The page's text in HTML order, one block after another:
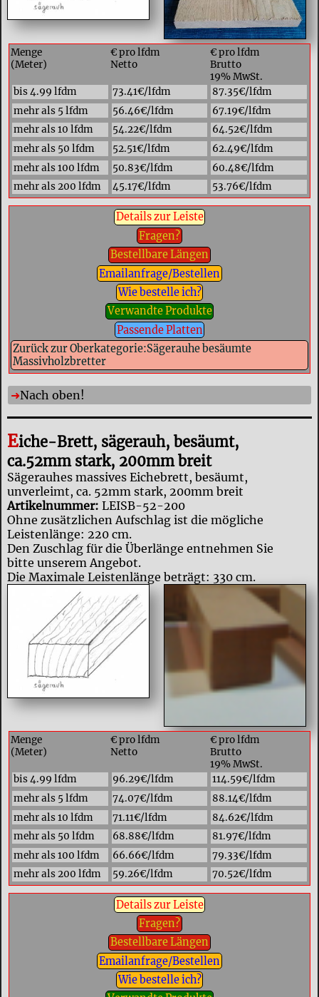
Menge
(Meter)
€ pro lfdm
Netto
€ pro lfdm
Brutto
19% MwSt.
bis 4.99 lfdm
73.41€/lfdm
87.35€/lfdm
mehr als 5 lfdm
56.46€/lfdm
67.19€/lfdm
mehr als 10 lfdm
54.22€/lfdm
64.52€/lfdm
mehr als 50 lfdm
52.51€/lfdm
62.49€/lfdm
mehr als 100 lfdm
50.83€/lfdm
60.48€/lfdm
mehr als 200 lfdm
45.17€/lfdm 53.76€/lfdm
Details zur Leiste
Fragen?
Bestellbare Längen
Emailanfrage/Bestellen
Wie bestelle ich?
Verwandte Produkte
Passende Platten
Zurück zur Oberkategorie:Sägerauhe besäumte
Massivholzbretter
Nach oben!
Eiche-Brett, sägerauh, besäumt,
ca.52mm stark, 200mm breit
Sägerauhes massives Eichebrett, besäumt,
unverleimt, ca. 52mm stark, 200mm breit
Artikelnummer: LEISB-52-200
Ohne zusätzlichen Aufschlag ist die mögliche
Leistenlänge: 220 cm.
Den Zuschlag für die Überlänge entnehmen Sie
bitte unserem Angebot.
Die Maximale Leistenlänge beträgt: 330 cm.
Menge
(Meter)
€ pro lfdm
Netto
€ pro lfdm
Brutto
19% MwSt.
bis 4.99 lfdm
96.29€/lfdm
114.59€/lfdm
mehr als 5 lfdm
74.07€/lfdm
88.14€/lfdm
mehr als 10 lfdm
71.11€/lfdm
84.62€/lfdm
mehr als 50 lfdm
68.88€/lfdm
81.97€/lfdm
mehr als 100 lfdm
66.66€/lfdm
79.33€/lfdm
mehr als 200 lfdm
59.26€/lfdm 70.52€/lfdm
Details zur Leiste
Fragen?
Bestellbare Längen
Emailanfrage/Bestellen
Wie bestelle ich?